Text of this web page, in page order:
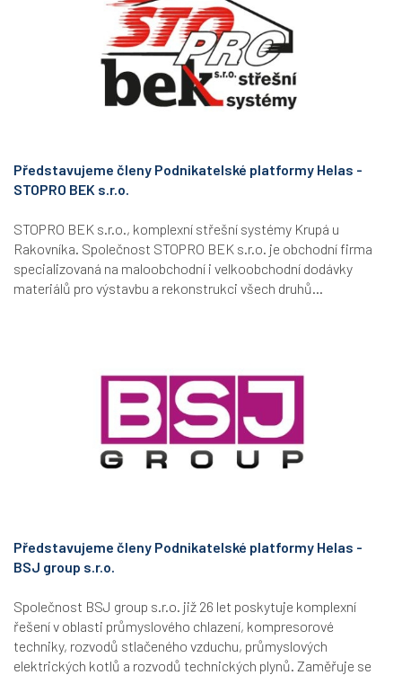
Představujeme členy Podnikatelské platformy Helas -
STOPRO BEK s.r.o.
STOPRO BEK s.r.o., komplexní střešní systémy Krupá u
Rakovníka. Společnost STOPRO BEK s.r.o. je obchodní firma
specializovaná na maloobchodní i velkoobchodní dodávky
materiálů pro výstavbu a rekonstrukci všech druhů...
Představujeme členy Podnikatelské platformy Helas -
BSJ group s.r.o.
Společnost BSJ group s.r.o. již 26 let poskytuje komplexní
řešení v oblasti průmyslového chlazení, kompresorové
techniky, rozvodů stlačeného vzduchu, průmyslových
elektrických kotlů a rozvodů technických plynů. Zaměřuje se